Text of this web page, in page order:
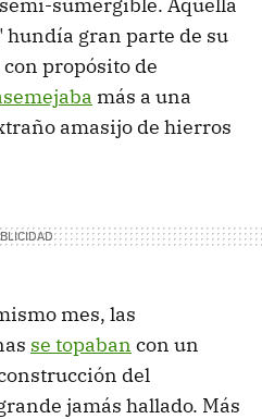
gran parte de su
propósito de
más a una
amasijo de hierros
mes, las
se topaban con un
del
jamás hallado. Más